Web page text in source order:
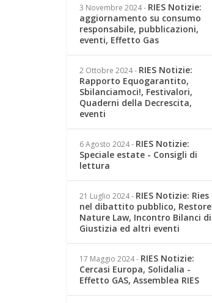
3 Novembre 2024- RIES Notizie:
aggiornamento su consumo
responsabile, pubblicazioni,
eventi, Effetto Gas
2 Ottobre 2024- RIES Notizie:
Rapporto Equogarantito,
Sbilanciamoci!, Festivalori,
Quaderni della Decrescita,
eventi
6 Agosto 2024- RIES Notizie:
Speciale estate - Consigli di
lettura
21 Luglio 2024- RIES Notizie: Ries
nel dibattito pubblico, Restore
Nature Law, Incontro Bilanci di
Giustizia ed altri eventi
17 Maggio 2024- RIES Notizie:
Cercasi Europa, Solidalia -
Effetto GAS, Assemblea RIES